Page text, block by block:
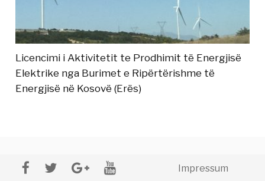
Licencimi i Aktivitetit te Prodhimit të Energjisë
Elektrike nga Burimet e Ripërtërishme të
Energjisë në Kosovë (Erës)
Impressum